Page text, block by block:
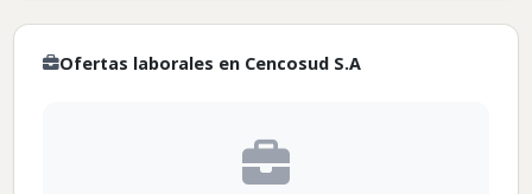
Ofertas laborales en Cencosud S.A